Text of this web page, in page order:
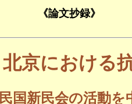
《論文抄録》
北京における
国新民会の活動